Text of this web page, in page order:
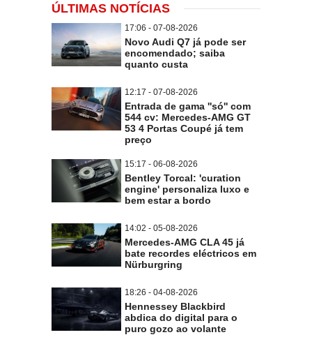
ÚLTIMAS NOTÍCIAS
17:06 - 07-08-2026
Novo Audi Q7 já pode ser
encomendado; saiba
quanto custa
12:17 - 07-08-2026
Entrada de gama ''só'' com
544 cv: Mercedes-AMG GT
53 4 Portas Coupé já tem
preço
15:17 - 06-08-2026
Bentley Torcal: 'curation
engine' personaliza luxo e
bem estar a bordo
14:02 - 05-08-2026
Mercedes-AMG CLA 45 já
bate recordes eléctricos em
Nürburgring
18:26 - 04-08-2026
Hennessey Blackbird
abdica do digital para o
puro gozo ao volante